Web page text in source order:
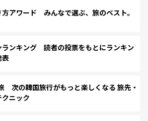
アワード みんなで選ぶ、旅のベスト。
ランキング 読者の投票をもとにランキン
表
次の韓国旅行がもっと楽しくなる 旅先・
ニック